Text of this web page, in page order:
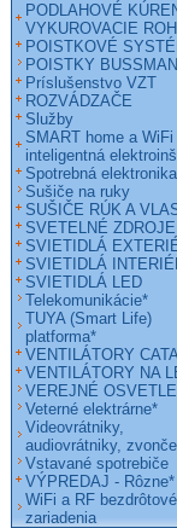
PODLAHOVÉ
VYKUROVACIE
POISTKOVÉ
POISTKY
Príslušenstvo VZT
ROZVÁDZAČE
Služby
SMART home a WiFi
inteligentná
Spotrebná elektronika
Sušiče na ruky
SUŠIČE RÚK A
SVETELNÉ ZDROJE
SVIETIDLÁ
SVIETIDLÁ
SVIETIDLÁ LED
Telekomunikácie*
TUYA (Smart Life)
platforma*
VENTILÁTORY
VENTILÁTORY NA
VEREJNÉ
Veterné elektrárne*
Videovrátniky,
audiovrátniky,
Vstavané spotrebiče
VÝPREDAJ - Rôzne*
WiFi a RF bezdrôtové
zariadenia